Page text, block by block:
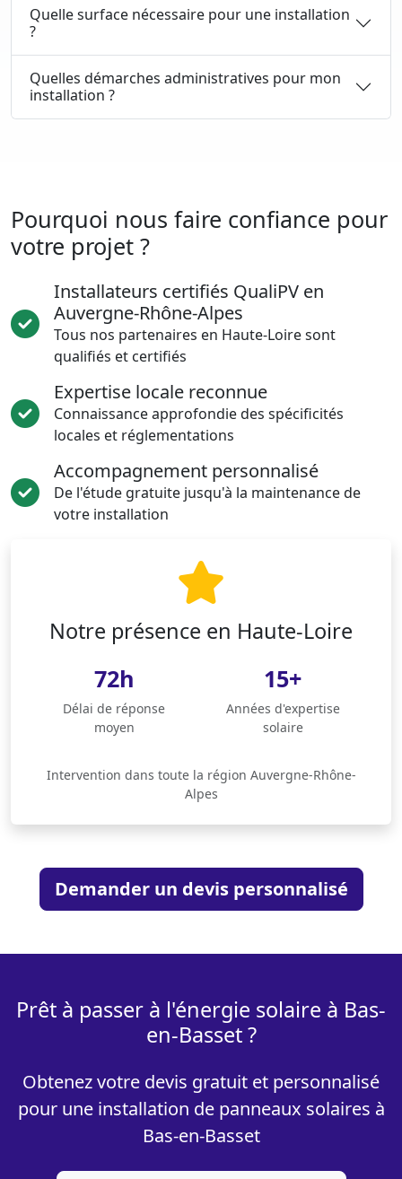
Quelle surface nécessaire pour une installation
?
Quelles démarches administratives pour mon
installation ?
Pourquoi nous faire confiance pour
votre projet ?
Installateurs certifiés QualiPV en
Auvergne-Rhône-Alpes
Tous nos partenaires en Haute-Loire sont
qualifiés et certifiés
Expertise locale reconnue
Connaissance approfondie des spécificités
locales et réglementations
Accompagnement personnalisé
De l'étude gratuite jusqu'à la maintenance de
votre installation
Notre présence en Haute-Loire
72h
Délai de réponse
moyen
15+
Années d'expertise
solaire
Intervention dans toute la région Auvergne-Rhône-
Alpes
Demander un devis personnalisé
Prêt à passer à l'énergie solaire à Bas-
en-Basset ?
Obtenez votre devis gratuit et personnalisé
pour une installation de panneaux solaires à
Bas-en-Basset